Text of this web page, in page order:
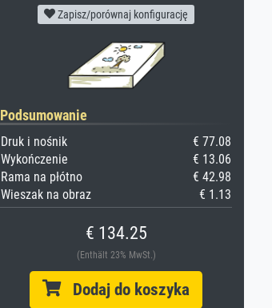
Zapisz/porównaj konfigurację
Podsumowanie
Druk i nośnik
€ 77.08
Wykończenie
€ 13.06
Rama na płótno
€ 42.98
Wieszak na obraz
€ 1.13
€ 134.25
(Enthält 23% MwSt.)
Dodaj do koszyka